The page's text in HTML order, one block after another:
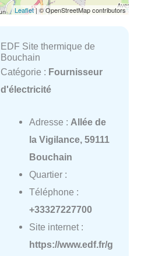
Leaflet| © OpenStreetMap contributors
EDF Site thermique de
Bouchain
Catégorie : Fournisseur
d'électricité
Adresse : Allée de
la Vigilance, 59111
Bouchain
Quartier :
Téléphone :
+33327227700
Site internet :
https://www.edf.fr/g